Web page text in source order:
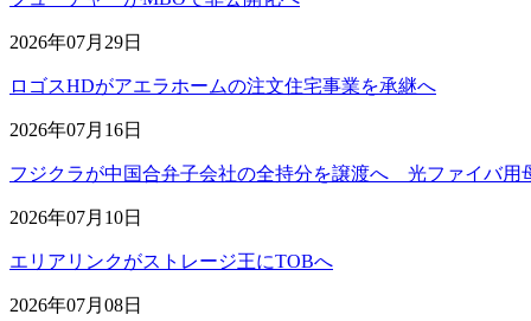
2026年07月29日
ロゴスHDがアエラホームの注文住宅事業を承継へ
2026年07月16日
フジクラが中国合弁子会社の全持分を譲渡へ 光ファイバ用
2026年07月10日
エリアリンクがストレージ王にTOBへ
2026年07月08日